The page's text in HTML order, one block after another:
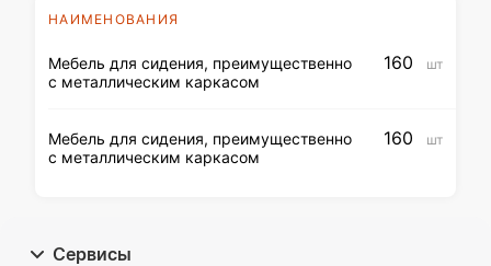
НАИМЕНОВАНИЯ
Мебель для сидения, преимущественно
с металлическим каркасом
160 шт
Мебель для сидения, преимущественно
с металлическим каркасом
160 шт
Сервисы